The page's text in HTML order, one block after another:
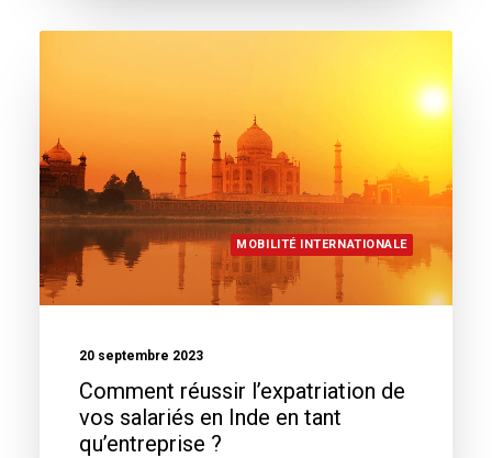
MOBILITÉ INTERNATIONALE
20 septembre 2023
Comment réussir l’expatriation de
vos salariés en Inde en tant
qu’entreprise ?